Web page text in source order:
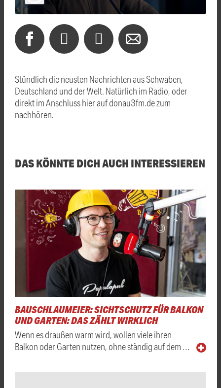
Stündlich die neusten Nachrichten aus Schwaben,
Deutschland und der Welt. Natürlich im Radio, oder
direkt im Anschluss hier auf donau3fm.de zum
nachhören.
DAS KÖNNTE DICH AUCH INTERESSIEREN
BAUSCHLAUMEIER: SICHTSCHUTZ FÜR BALKON
UND GARTEN: DAS ZÄHLT WIRKLICH
Wenn es draußen warm wird, wollen viele ihren
Balkon oder Garten nutzen, ohne ständig auf dem …